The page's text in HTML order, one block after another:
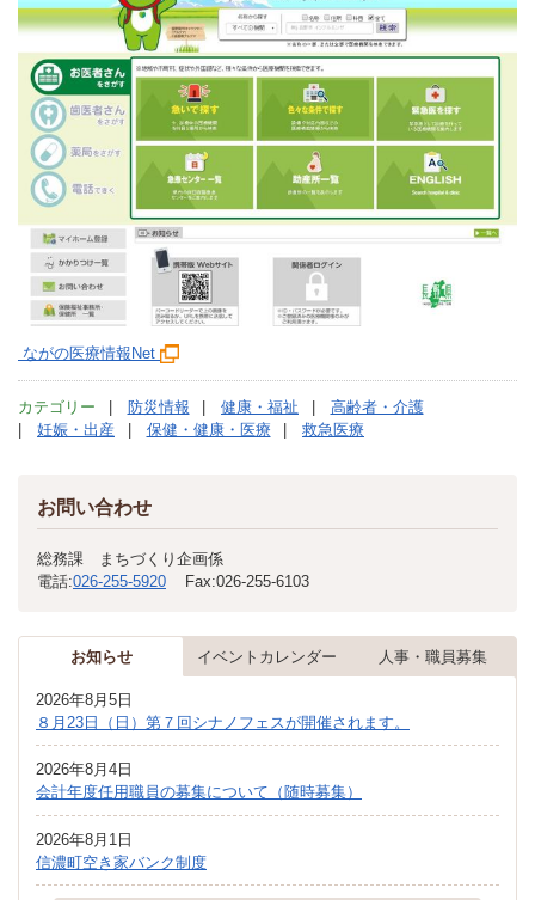
ながの医療情報Net
カテゴリー 防災情報 健康・福祉
高齢者・介護
妊娠・出産
保健・健康・医療 救急医療
お問い合わせ
総務課 まちづくり企画係
電話:026-255-5920 Fax:026-255-6103
お知らせ イベントカレンダー 人事・職員募集
2026年8月5日
８月23日（日）第７回シナノフェスが開催されます。
2026年8月4日
会計年度任用職員の募集について（随時募集）
2026年8月1日
信濃町空き家バンク制度